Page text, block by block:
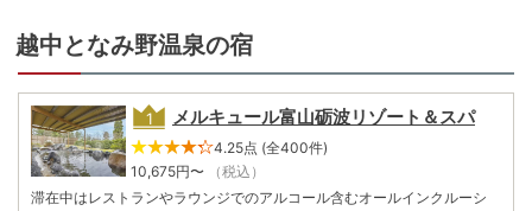
越中となみ野温泉の宿
メルキュール富山砺波リゾート＆スパ
4.25点 (全400件)
10,675円〜
（税込）
滞在中はレストランやラウンジでのアルコール含むオールインクルーシ